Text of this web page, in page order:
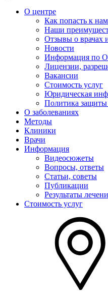
О центре
Как попасть к
Наши
Отзывы о врачах
Новости
Информация по
Лицензии,
Вакансии
Стоимость услуг
Юридическая
Политика
О заболеваниях
Методы
Клиники
Врачи
Информация
Видеосюжеты
Вопросы, ответы
Статьи, советы
Публикации
Результаты
Стоимость услуг